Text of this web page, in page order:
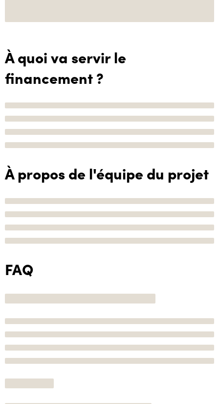
À quoi va servir le
financement ?
À propos de l'équipe du projet
FAQ